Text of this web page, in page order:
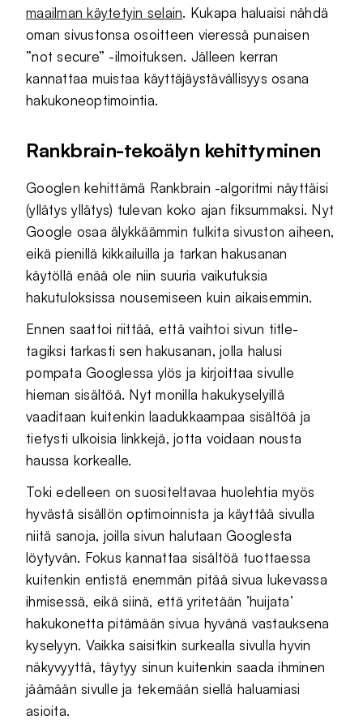
maailman käytetyin selain. Kukapa haluaisi nähdä
oman sivustonsa osoitteen vieressä punaisen
”not secure” -ilmoituksen. Jälleen kerran
kannattaa muistaa käyttäjäystävällisyys osana
hakukoneoptimointia.
Rankbrain-tekoälyn kehittyminen
Googlen kehittämä Rankbrain -algoritmi näyttäisi
(yllätys yllätys) tulevan koko ajan fiksummaksi. Nyt
Google osaa älykkäämmin tulkita sivuston aiheen,
eikä pienillä kikkailuilla ja tarkan hakusanan
käytöllä enää ole niin suuria vaikutuksia
hakutuloksissa nousemiseen kuin aikaisemmin.
Ennen saattoi riittää, että vaihtoi sivun title-
tagiksi tarkasti sen hakusanan, jolla halusi
pompata Googlessa ylös ja kirjoittaa sivulle
hieman sisältöä. Nyt monilla hakukyselyillä
vaaditaan kuitenkin laadukkaampaa sisältöä ja
tietysti ulkoisia linkkejä, jotta voidaan nousta
haussa korkealle.
Toki edelleen on suositeltavaa huolehtia myös
hyvästä sisällön optimoinnista ja käyttää sivulla
niitä sanoja, joilla sivun halutaan Googlesta
löytyvän. Fokus kannattaa sisältöä tuottaessa
kuitenkin entistä enemmän pitää sivua lukevassa
ihmisessä, eikä siinä, että yritetään ’huijata’
hakukonetta pitämään sivua hyvänä vastauksena
kyselyyn. Vaikka saisitkin surkealla sivulla hyvin
näkyvyyttä, täytyy sinun kuitenkin saada ihminen
jäämään sivulle ja tekemään siellä haluamiasi
asioita.